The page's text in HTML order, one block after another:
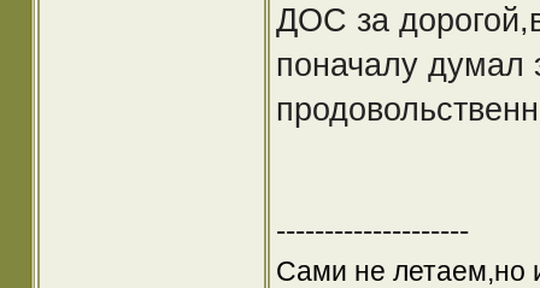
ДОС за
поначалу думал
--------------------
Сами не летаем,но